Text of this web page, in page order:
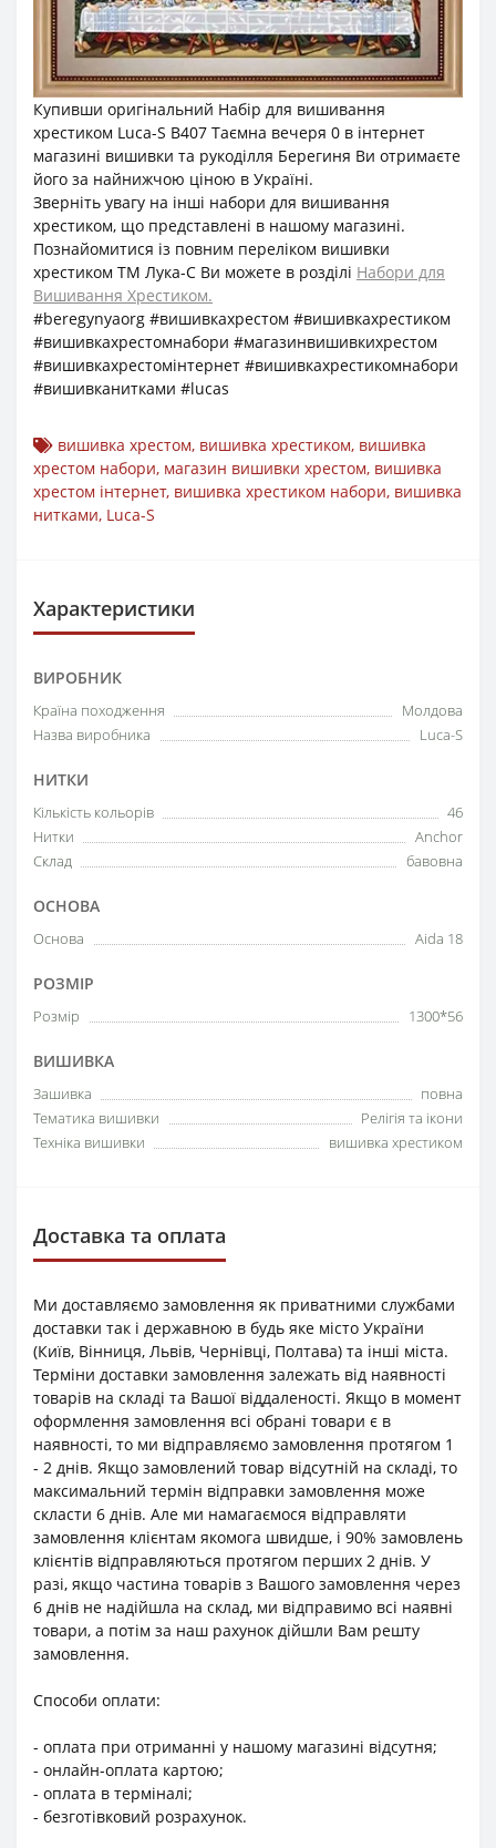
Купивши оригінальний Набір для вишивання
хрестиком Luca-S B407 Таємна вечеря 0 в інтернет
магазині вишивки та рукоділля Берегиня Ви отримаєте
його за найнижчою ціною в Україні.
Зверніть увагу на інші набори для вишивання
хрестиком, що представлені в нашому магазині.
Познайомитися із повним переліком вишивки
хрестиком ТМ Лука-С Ви можете в розділі Набори для
Вишивання Хрестиком.
#beregynyaorg #вишивкахрестом #вишивкахрестиком
#вишивкахрестомнабори #магазинвишивкихрестом
#вишивкахрестомінтернет #вишивкахрестикомнабори
#вишивканитками #lucas
вишивка хрестом, вишивка хрестиком, вишивка
хрестом набори, магазин вишивки хрестом, вишивка
хрестом інтернет, вишивка хрестиком набори, вишивка
нитками, Luca-S
Характеристики
ВИРОБНИК
Країна походження
Молдова
Назва виробника
Luca-S
НИТКИ
Кількість кольорів
46
Нитки
Anchor
Склад
бавовна
ОСНОВА
Основа Aida 18
РОЗМІР
Розмір 1300*56
ВИШИВКА
Зашивка
повна
Тематика вишивки
Релігія та ікони
Техніка вишивки
вишивка хрестиком
Доставка та оплата
Ми доставляємо замовлення як приватними службами
доставки так і державною в будь яке місто України
(Київ, Вінниця, Львів, Чернівці, Полтава) та інші міста.
Терміни доставки замовлення залежать від наявності
товарів на складі та Вашої віддаленості. Якщо в момент
оформлення замовлення всі обрані товари є в
наявності, то ми відправляємо замовлення протягом 1
- 2 днів. Якщо замовлений товар відсутній на складі, то
максимальний термін відправки замовлення може
скласти 6 днів. Але ми намагаємося відправляти
замовлення клієнтам якомога швидше, і 90% замовлень
клієнтів відправляються протягом перших 2 днів. У
разі, якщо частина товарів з Вашого замовлення через
6 днів не надійшла на склад, ми відправимо всі наявні
товари, а потім за наш рахунок дійшли Вам решту
замовлення.
Способи оплати:
- оплата при отриманні у нашому магазині відсутня;
- онлайн-оплата картою;
- оплата в терміналі;
- безготівковий розрахунок.